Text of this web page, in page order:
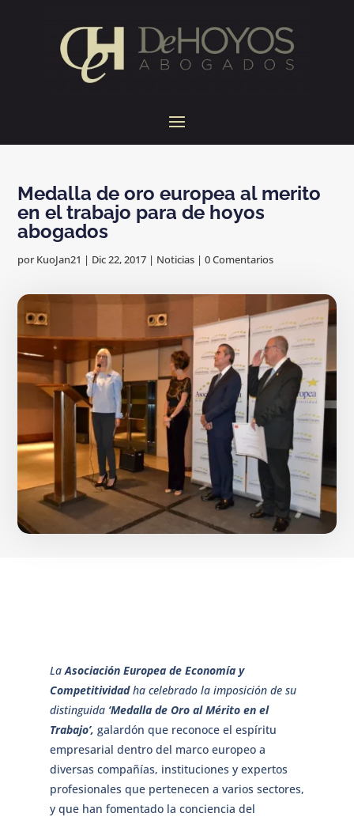
Medalla de oro europea al merito
en el trabajo para de hoyos
abogados
porKuoJan21 | Dic 22, 2017 | Noticias |0 Comentarios
La Asociación Europea de Economía y
Competitividadha celebrado la imposición de su
distinguida ‘Medalla de Oro al Mérito en el
Trabajo’, galardón que reconoce el espíritu
empresarial dentro del marco europeo a
diversas compañías, instituciones y expertos
profesionales que pertenecen a varios sectores,
y que han fomentado la conciencia del